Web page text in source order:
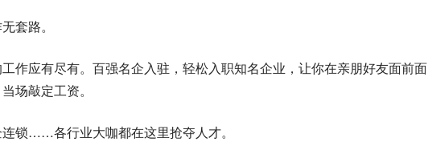
套路。
作应有尽有。百强名企入驻，轻松入职知名企业，让你在亲朋好友面前面
场敲定工资。
锁……各行业大咖都在这里抢夺人才。